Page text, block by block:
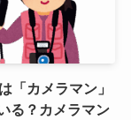
「カメラマン」
る？カメラマン